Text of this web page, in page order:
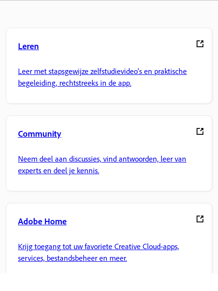
Leren
Leer met stapsgewijze zelfstudievideo's en praktische
begeleiding, rechtstreeks in de app.
Community
Neem deel aan discussies, vind antwoorden, leer van
experts en deel je kennis.
Adobe Home
Krijg toegang tot uw favoriete Creative Cloud-apps,
services, bestandsbeheer en meer.